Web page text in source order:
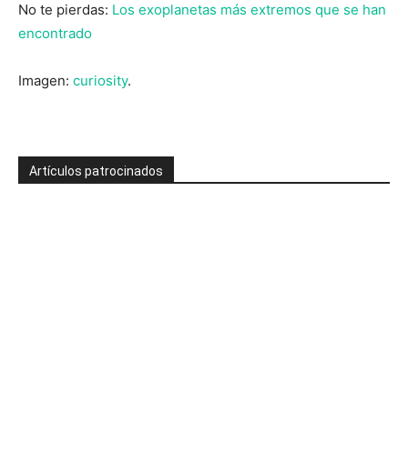
No te pierdas: Los exoplanetas más extremos que se han
encontrado
Imagen: curiosity.
Artículos patrocinados